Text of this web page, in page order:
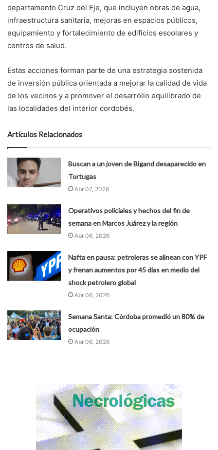
departamento Cruz del Eje, que incluyen obras de agua,
infraestructura sanitaria, mejoras en espacios públicos,
equipamiento y fortalecimiento de edificios escolares y
centros de salud.
Estas acciones forman parte de una estrategia sostenida
de inversión pública orientada a mejorar la calidad de vida
de los vecinos y a promover el desarrollo equilibrado de
las localidades del interior cordobés.
Artículos Relacionados
Buscan a un joven de Bigand desaparecido en
Tortugas
Abr 07, 2026
Operativos policiales y hechos del fin de
semana en Marcos Juárez y la región
Abr 06, 2026
Nafta en pausa: petroleras se alinean con YPF
y frenan aumentos por 45 días en medio del
shock petrolero global
Abr 06, 2026
Semana Santa: Córdoba promedió un 80% de
ocupación
Abr 06, 2026